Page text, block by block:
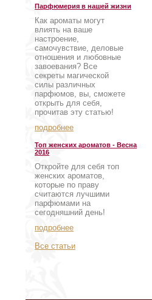
Парфюмерия в нашей жизни
Как ароматы могут
влиять на ваше
настроение,
самочувствие, деловые
отношения и любовные
завоевания? Все
секреты магической
силы различных
парфюмов, вы, сможете
открыть для себя,
прочитав эту статью!
подробнее
Топ женских ароматов - Весна
2016
Откройте для себя топ
женских ароматов,
которые по праву
считаются лучшими
парфюмами на
сегодняшний день!
подробнее
Все статьи